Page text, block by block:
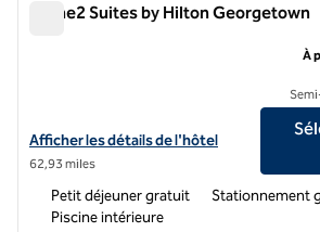
Home2 Suites by Hilton Georgetown
Afficher les détails de l'hôtel Home2 Suites
Afficher les détails de l'hôtel
62,93 miles
À
Petit déjeuner gratuit
Stationnement
Piscine intérieure